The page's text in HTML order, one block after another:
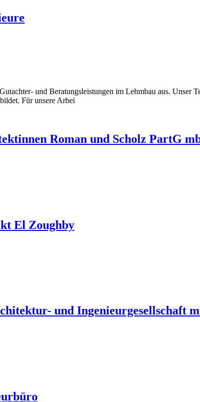
und Beratungsleistungen im Lehmbau aus. Unser
Für unsere Arbei
Roman und Scholz PartG
El Zoughby
und Ingenieurgesellschaft